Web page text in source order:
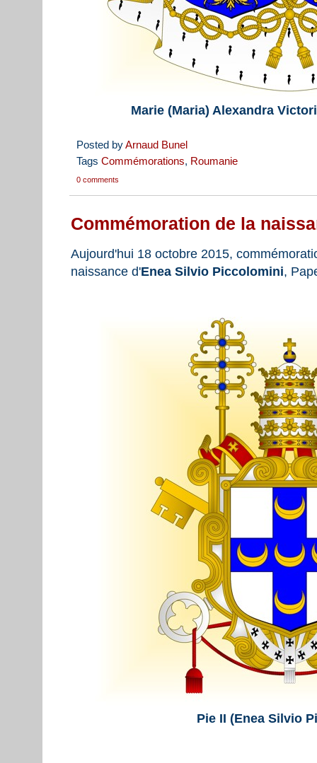
Marie (Maria) Alexandra
Posted byArnaud Bunel
Tags Commémorations, Roumanie
0 comments
Commémoration de la
Aujourd'hui 18 octobre 2015,
naissance d'Enea Silvio Piccolomini,
Pie II (Enea Silvio